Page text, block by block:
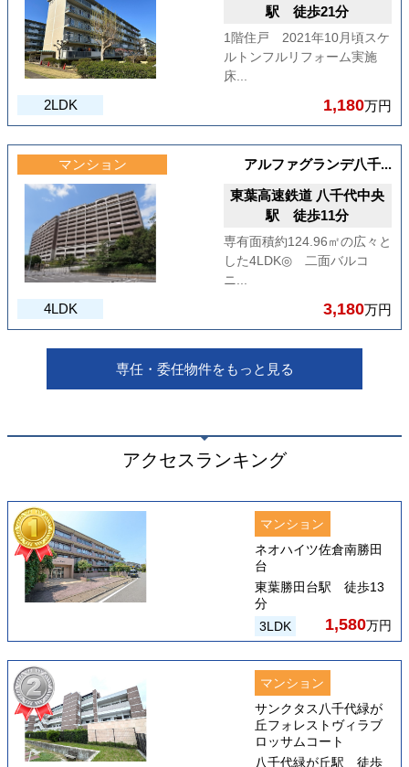
駅 徒歩21分
1階住戸 2021年10月頃スケ
ルトンフルリフォーム実施
床...
2LDK 1,180万円
マンション
アルファグランデ八千...
東葉高速鉄道 八千代中央
駅 徒歩11分
専有面積約124.96㎡の広々と
した4LDK◎ 二面バルコ
ニ...
4LDK 3,180万円
専任・委任物件をもっと見る
アクセスランキング
マンション
ネオハイツ佐倉南勝田
台
東葉勝田台駅 徒歩13
分
3LDK
1,580万円
マンション
サンクタス八千代緑が
丘フォレストヴィラブ
ロッサムコート
八千代緑が丘駅 徒歩